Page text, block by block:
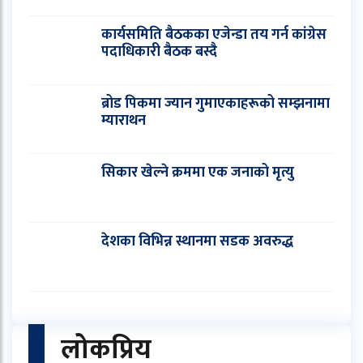
कार्यसमिति बैठकका एजेन्डा तय गर्न कांग्रेस
पदाधिकारी बैठक बस्दै
ब्रोड पिकमा ज्यान गुमाएकाहरूको सम्झनामा
म्याराथन
सिकार खेल्ने क्रममा एक जनाको मृत्यु
देशका विभिन्न स्थानमा सडक अवरुद्ध
लोकप्रिय